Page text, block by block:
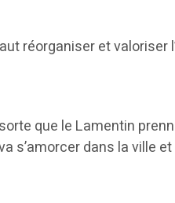
réorganiser et valoriser
que le Lamentin
s’amorcer dans la ville